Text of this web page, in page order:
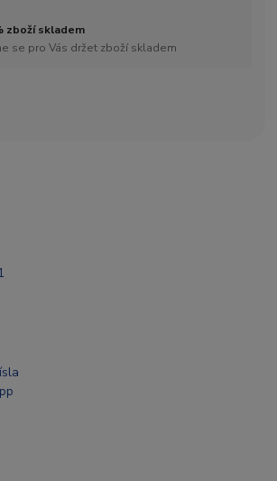
zboží skladem
se pro Vás držet zboží skladem